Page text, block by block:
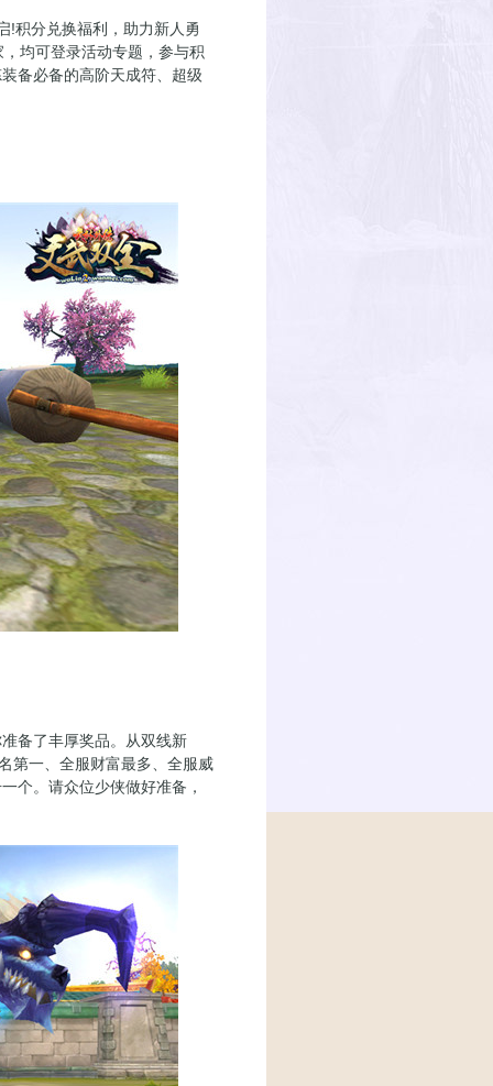
分兑换福利，助力新人勇
均可登录活动专题，参与积
备必备的高阶天成符、超级
备了丰厚奖品。从双线新
第一、全服财富最多、全服威
个。请众位少侠做好准备，